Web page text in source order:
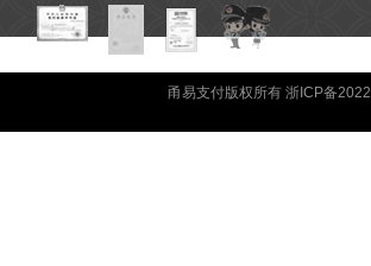
甬易支付版权所有 浙ICP备